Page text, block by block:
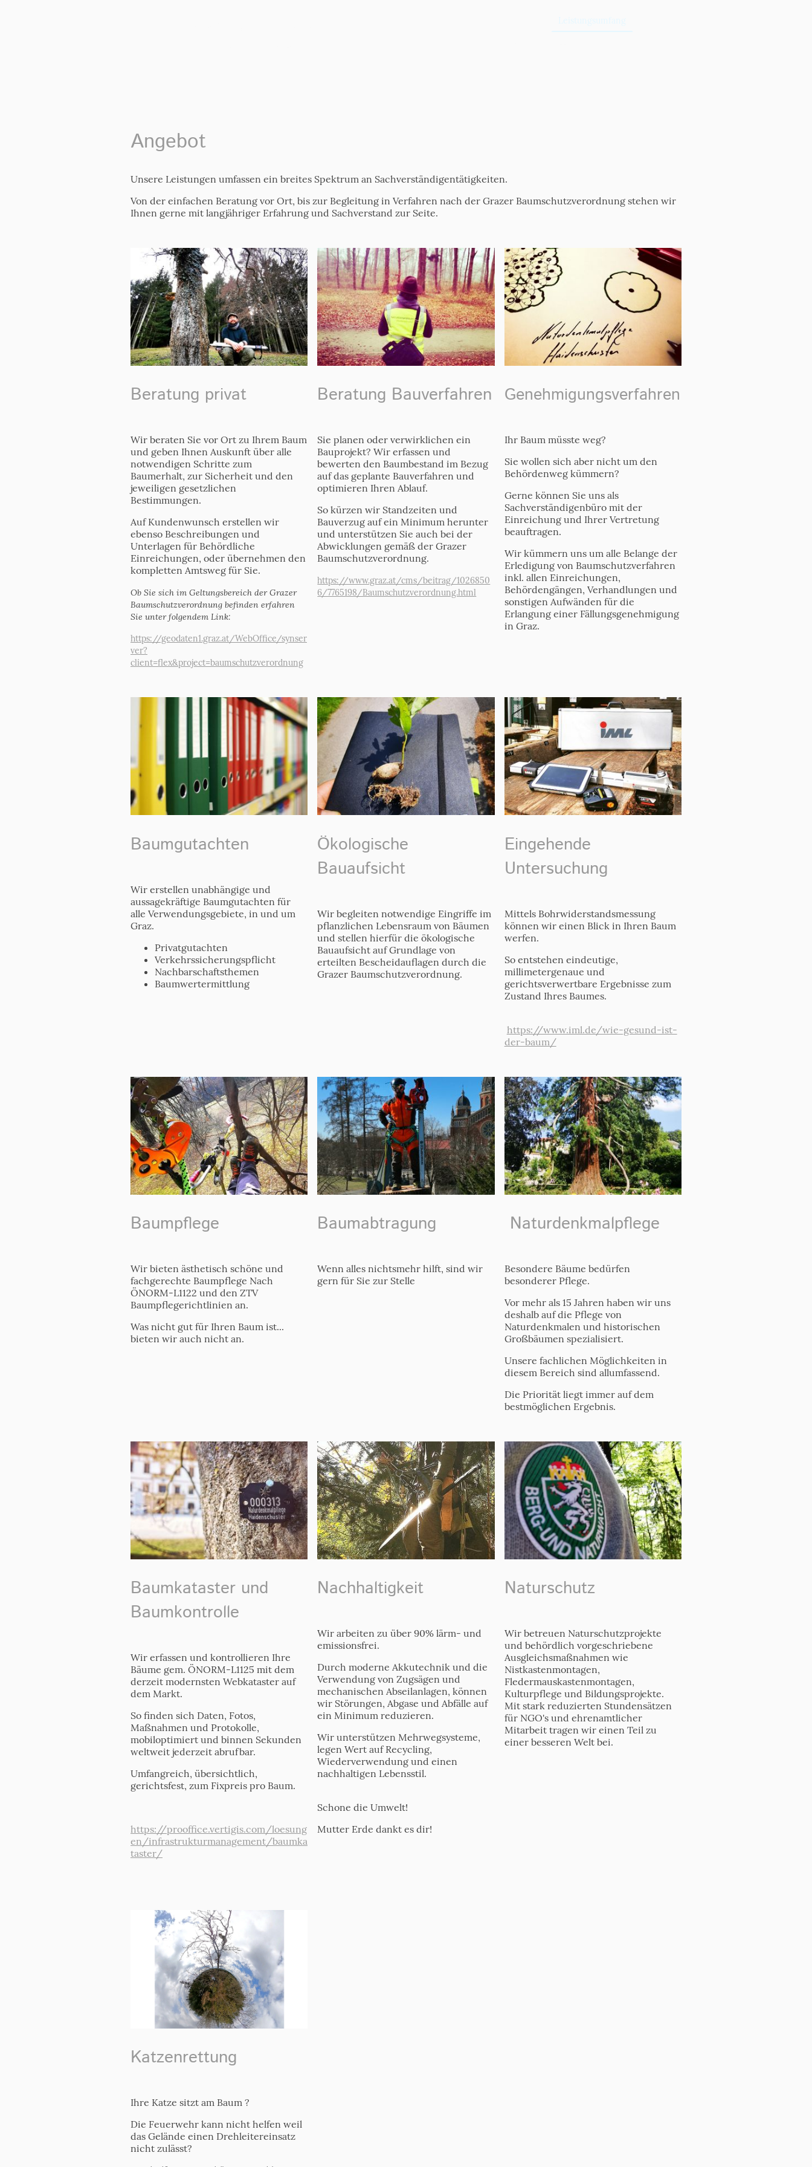
Angebot
Unsere Leistungen umfassen ein breites Spektrum an Sachverständigentätigkeiten.
Von der einfachen Beratung vor Ort, bis zur Begleitung in Verfahren nach der Grazer Baumschutzverordnung stehen wir
Ihnen gerne mit langjähriger Erfahrung und Sachverstand zur Seite.
Beratung privat
Wir beraten Sie vor Ort zu Ihrem Baum
und geben Ihnen Auskunft über alle
notwendigen Schritte zum
Baumerhalt, zur Sicherheit und den
jeweiligen gesetzlichen
Bestimmungen.
Auf Kundenwunsch erstellen wir
ebenso Beschreibungen und
Unterlagen für Behördliche
Einreichungen, oder übernehmen den
kompletten Amtsweg für Sie.
Ob Sie sich im Geltungsbereich der Grazer
Baumschutzverordnung befinden erfahren
Sie unter folgendem Link:
https://geodaten1.graz.at/WebOffice/synser
ver?
client=flex&project=baumschutzverordnung
Beratung Bauverfahren
Sie planen oder verwirklichen ein
Bauprojekt? Wir erfassen und
bewerten den Baumbestand im Bezug
auf das geplante Bauverfahren und
optimieren Ihren Ablauf.
So kürzen wir Standzeiten und
Bauverzug auf ein Minimum herunter
und unterstützen Sie auch bei der
Abwicklungen gemäß der Grazer
Baumschutzverordnung.
https://www.graz.at/cms/beitrag/1026850
6/7765198/Baumschutzverordnung.html
Genehmigungsverfahren
Ihr Baum müsste weg?
Sie wollen sich aber nicht um den
Behördenweg kümmern?
Gerne können Sie uns als
Sachverständigenbüro mit der
Einreichung und Ihrer Vertretung
beauftragen.
Wir kümmern uns um alle Belange der
Erledigung von Baumschutzverfahren
inkl. allen Einreichungen,
Behördengängen, Verhandlungen und
sonstigen Aufwänden für die
Erlangung einer Fällungsgenehmigung
in Graz.
Baumgutachten
Wir erstellen unabhängige und
aussagekräftige Baumgutachten für
alle Verwendungsgebiete, in und um
Graz.
Privatgutachten
Verkehrssicherungspflicht
Nachbarschaftsthemen
Baumwertermittlung
Ökologische
Bauaufsicht
Wir begleiten notwendige Eingriffe im
pflanzlichen Lebensraum von Bäumen
und stellen hierfür die ökologische
Bauaufsicht auf Grundlage von
erteilten Bescheidauflagen durch die
Grazer Baumschutzverordnung.
Eingehende
Untersuchung
Mittels Bohrwiderstandsmessung
können wir einen Blick in Ihren Baum
werfen.
So entstehen eindeutige,
millimetergenaue und
gerichtsverwertbare Ergebnisse zum
Zustand Ihres Baumes.
https://www.iml.de/wie-gesund-ist-
der-baum/
Baumpflege
Wir bieten ästhetisch schöne und
fachgerechte Baumpflege Nach
ÖNORM-L1122 und den ZTV
Baumpflegerichtlinien an.
Was nicht gut für Ihren Baum ist...
bieten wir auch nicht an.
Baumabtragung
Wenn alles nichtsmehr hilft, sind wir
gern für Sie zur Stelle
Naturdenkmalpflege
Besondere Bäume bedürfen
besonderer Pflege.
Vor mehr als 15 Jahren haben wir uns
deshalb auf die Pflege von
Naturdenkmalen und historischen
Großbäumen spezialisiert.
Unsere fachlichen Möglichkeiten in
diesem Bereich sind allumfassend.
Die Priorität liegt immer auf dem
bestmöglichen Ergebnis.
Baumkataster und
Baumkontrolle
Wir erfassen und kontrollieren Ihre
Bäume gem. ÖNORM-L1125 mit dem
derzeit modernsten Webkataster auf
dem Markt.
So finden sich Daten, Fotos,
Maßnahmen und Protokolle,
mobiloptimiert und binnen Sekunden
weltweit jederzeit abrufbar.
Umfangreich, übersichtlich,
gerichtsfest, zum Fixpreis pro Baum.
https://prooffice.vertigis.com/loesung
en/infrastrukturmanagement/baumka
taster/
Nachhaltigkeit
Wir arbeiten zu über 90% lärm- und
emissionsfrei.
Durch moderne Akkutechnik und die
Verwendung von Zugsägen und
mechanischen Abseilanlagen, können
wir Störungen, Abgase und Abfälle auf
ein Minimum reduzieren.
Wir unterstützen Mehrwegsysteme,
legen Wert auf Recycling,
Wiederverwendung und einen
nachhaltigen Lebensstil.
Schone die Umwelt!
Mutter Erde dankt es dir!
Naturschutz
Wir betreuen Naturschutzprojekte
und behördlich vorgeschriebene
Ausgleichsmaßnahmen wie
Nistkastenmontagen,
Fledermauskastenmontagen,
Kulturpflege und Bildungsprojekte.
Mit stark reduzierten Stundensätzen
für NGO's und ehrenamtlicher
Mitarbeit tragen wir einen Teil zu
einer besseren Welt bei.
Katzenrettung
Ihre Katze sitzt am Baum ?
Die Feuerwehr kann nicht helfen weil
das Gelände einen Drehleitereinsatz
nicht zulässt?